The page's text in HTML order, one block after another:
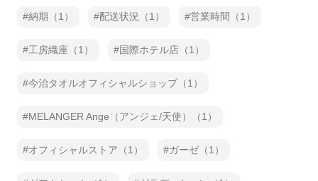
納期（1） 配送状況（1） 営業時間（1）
工房織座（1） 国際ホテル店（1）
今治タオルオフィシャルショップ（1）
MELANGER Ange（アンジェ/天使）（1）
オフィシャルストア（1） ガーゼ（1）